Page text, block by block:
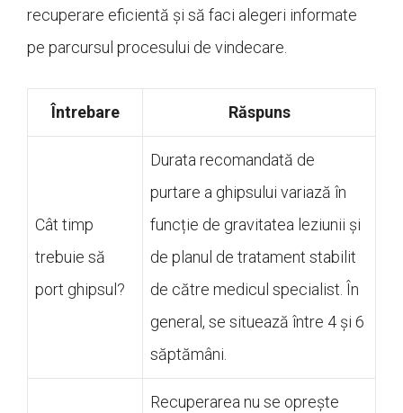
recuperare eficientă și să faci alegeri informate
pe parcursul procesului de vindecare.
Întrebare Răspuns
Cât timp
trebuie să
port ghipsul?
Durata recomandată de
purtare a ghipsului variază în
funcție de gravitatea leziunii și
de planul de tratament stabilit
de către medicul specialist. În
general, se situează între 4 și 6
săptămâni.
Recuperarea nu se oprește